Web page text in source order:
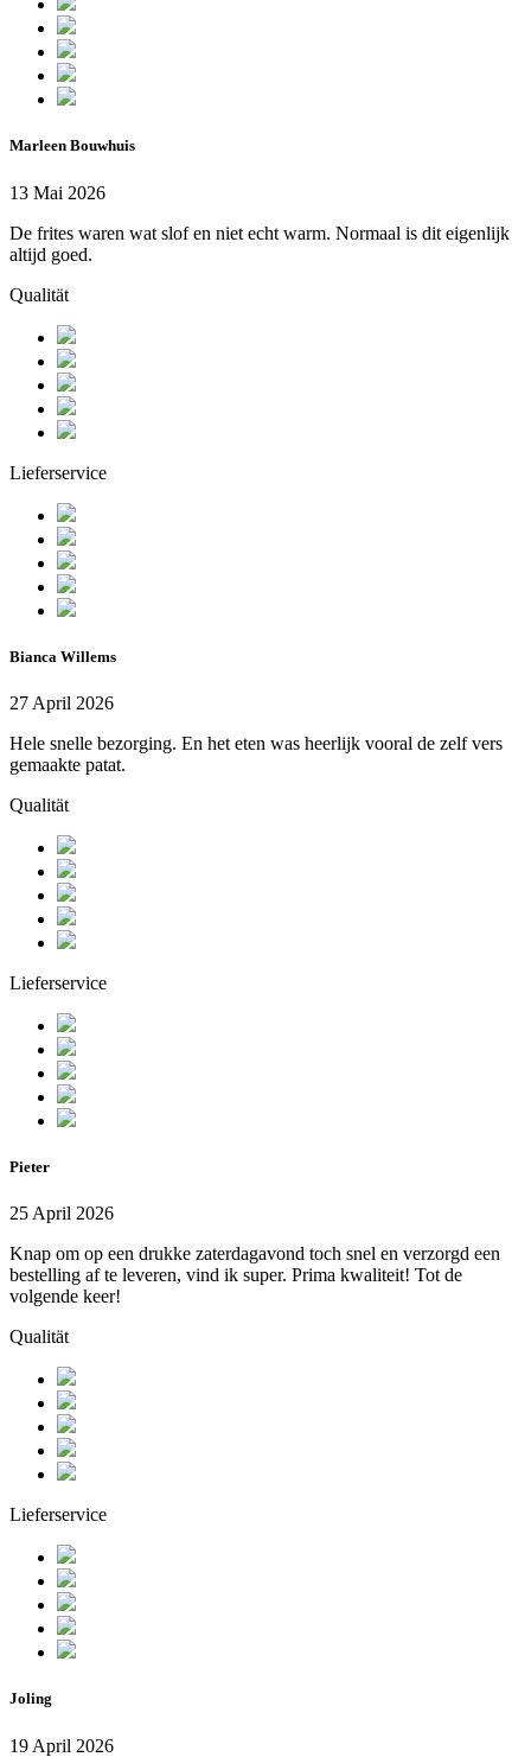
Marleen Bouwhuis
13 Mai 2026
De frites waren wat slof en niet echt warm. Normaal is dit eigenlijk
altijd goed.
Qualität
Lieferservice
Bianca Willems
27 April 2026
Hele snelle bezorging. En het eten was heerlijk vooral de zelf vers
gemaakte patat.
Qualität
Lieferservice
Pieter
25 April 2026
Knap om op een drukke zaterdagavond toch snel en verzorgd een
bestelling af te leveren, vind ik super. Prima kwaliteit! Tot de
volgende keer!
Qualität
Lieferservice
Joling
19 April 2026